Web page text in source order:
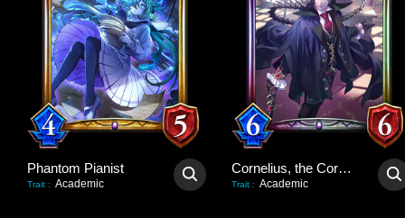
Phantom Pianist
Trait : Academic
Cornelius, the Corpse King
Trait : Academic